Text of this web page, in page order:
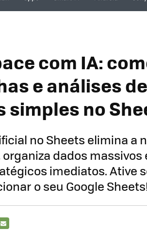
com IA:
e análises
simples no
no Sheets elimina a
dados massivos
imediatos. Ative
o seu Google